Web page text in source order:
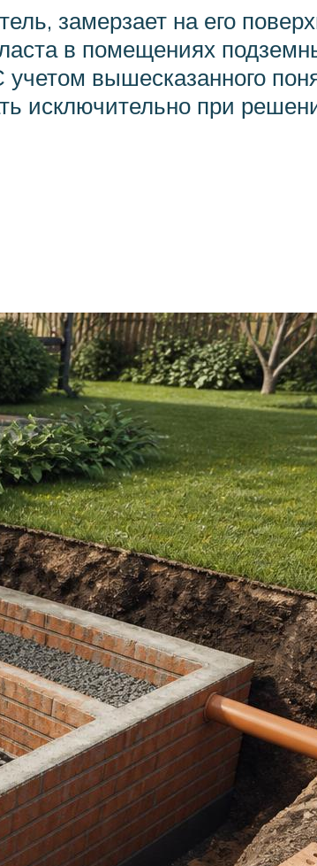
замерзает на его
в помещениях
вышесказанного
исключительно при